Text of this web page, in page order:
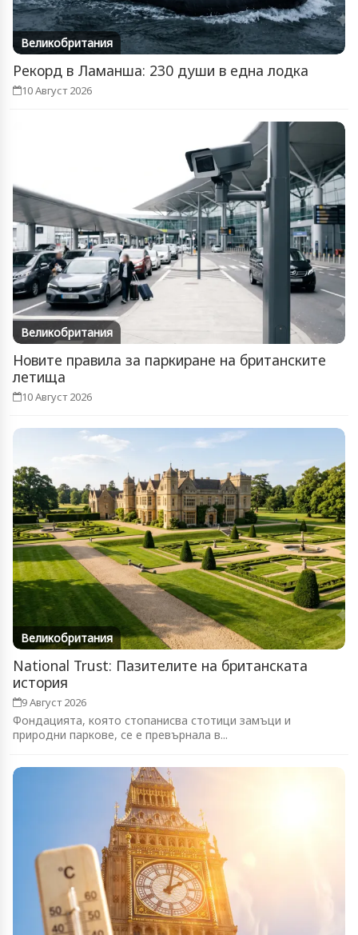
Великобритания
Рекорд в Ламанша: 230 души в една лодка
10 Август 2026
Великобритания
Новите правила за паркиране на британските
летища
10 Август 2026
Великобритания
National Trust: Пазителите на британската
история
9 Август 2026
Фондацията, която стопанисва стотици замъци и
природни паркове, се е превърнала в...